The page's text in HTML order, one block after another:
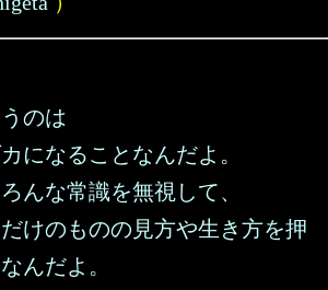
のは
になることなんだよ。
んな常識を無視して、
けのものの見方や生き方を押
んだよ。